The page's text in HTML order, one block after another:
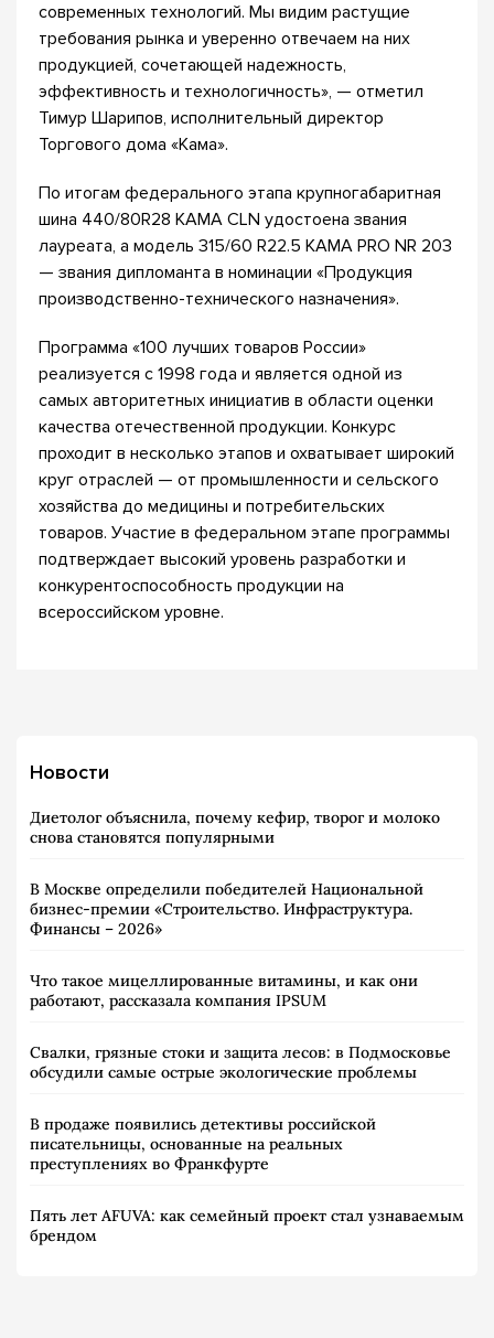
современных технологий. Мы видим растущие
требования рынка и уверенно отвечаем на них
продукцией, сочетающей надежность,
эффективность и технологичность», — отметил
Тимур Шарипов, исполнительный директор
Торгового дома «Кама».
По итогам федерального этапа крупногабаритная
шина 440/80R28 KAMA CLN удостоена звания
лауреата, а модель 315/60 R22.5 KAMA PRO NR 203
— звания дипломанта в номинации «Продукция
производственно-технического назначения».
Программа «100 лучших товаров России»
реализуется с 1998 года и является одной из
самых авторитетных инициатив в области оценки
качества отечественной продукции. Конкурс
проходит в несколько этапов и охватывает широкий
круг отраслей — от промышленности и сельского
хозяйства до медицины и потребительских
товаров. Участие в федеральном этапе программы
подтверждает высокий уровень разработки и
конкурентоспособность продукции на
всероссийском уровне.
Новости
Диетолог объяснила, почему кефир, творог и молоко
снова становятся популярными
В Москве определили победителей Национальной
бизнес-премии «Строительство. Инфраструктура.
Финансы – 2026»
Что такое мицеллированные витамины, и как они
работают, рассказала компания IPSUM
Свалки, грязные стоки и защита лесов: в Подмосковье
обсудили самые острые экологические проблемы
В продаже появились детективы российской
писательницы, основанные на реальных
преступлениях во Франкфурте
Пять лет AFUVA: как семейный проект стал узнаваемым
брендом